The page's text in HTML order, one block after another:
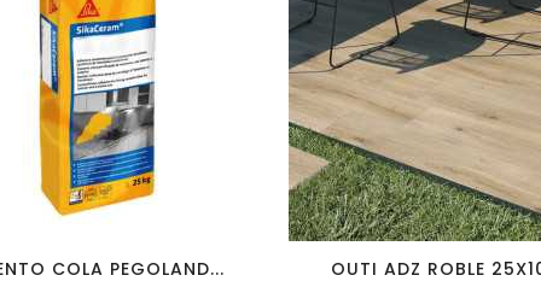
favorite_border visibility
COLA PEGOLAND...
favorite_border visibility
OUTI ADZ ROBLE